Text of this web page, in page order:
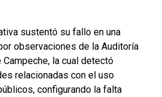
sustentó su fallo en una
observaciones de la Auditoría
la cual detectó
relacionadas con el uso
configurando la falta